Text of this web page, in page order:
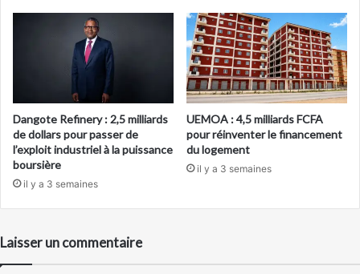
Dangote Refinery : 2,5 milliards
de dollars pour passer de
l’exploit industriel à la puissance
boursière
il y a 3 semaines
UEMOA : 4,5 milliards FCFA
pour réinventer le financement
du logement
il y a 3 semaines
Laisser un commentaire